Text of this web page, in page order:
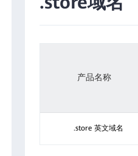
产品名称
.store 英文域名